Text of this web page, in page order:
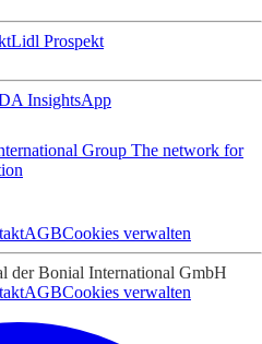
Lidl Prospekt
InsightsApp
Group The network for
AGBCookies verwalten
der Bonial International GmbH
AGBCookies verwalten